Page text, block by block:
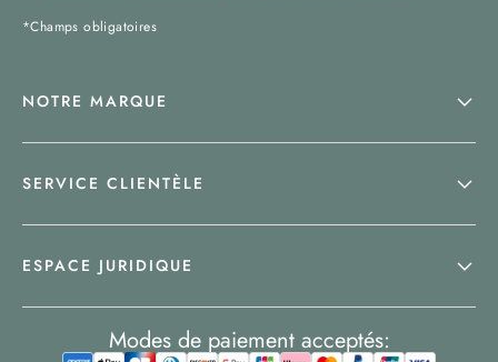
*Champs obligatoires
NOTRE MARQUE
SERVICE CLIENTÈLE
ESPACE JURIDIQUE
Modes de paiement acceptés: